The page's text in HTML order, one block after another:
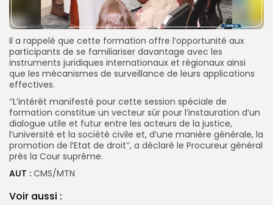
Il a rappelé que cette formation offre l’opportunité aux
participants de se familiariser davantage avec les
instruments juridiques internationaux et régionaux ainsi
que les mécanismes de surveillance de leurs applications
effectives.
‘’L’intérêt manifesté pour cette session spéciale de
formation constitue un vecteur sûr pour l’instauration d’un
dialogue utile et futur entre les acteurs de la justice,
l’université et la société civile et, d’une manière générale, la
promotion de l’Etat de droit’’, a déclaré le Procureur général
près la Cour suprême.
AUT : CMS/MTN
Voir aussi :